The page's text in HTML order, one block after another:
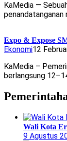
KaMedia —
Expo & Expose
Ekonomi12
KaMedia –
berlangsung
Wali Kota
9 Agustus